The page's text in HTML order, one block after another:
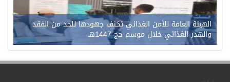
الهيئة العامة للأمن الغذائي تكثف جهودها للحد من الفقد
والهدر الغذائي خلال موسم حج 1447هـ